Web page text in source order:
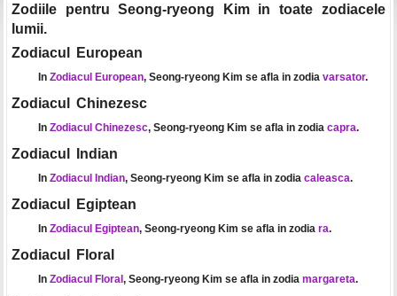
Zodiile pentru Seong-ryeong Kim in toate zodiacele
lumii.
Zodiacul European
In Zodiacul European, Seong-ryeong Kim se afla in zodia varsator.
Zodiacul Chinezesc
In Zodiacul Chinezesc, Seong-ryeong Kim se afla in zodia capra.
Zodiacul Indian
In Zodiacul Indian, Seong-ryeong Kim se afla in zodia caleasca.
Zodiacul Egiptean
In Zodiacul Egiptean, Seong-ryeong Kim se afla in zodia ra.
Zodiacul Floral
In Zodiacul Floral, Seong-ryeong Kim se afla in zodia margareta.